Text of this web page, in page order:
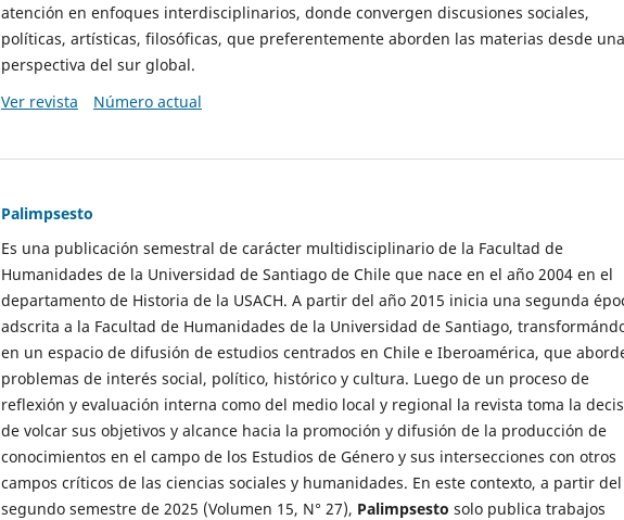
atención en enfoques interdisciplinarios, donde convergen discusiones sociales,
políticas, artísticas, filosóficas, que preferentemente aborden las materias desde una
perspectiva del sur global.
Ver revista
Número actual
Palimpsesto
Es una publicación semestral de carácter multidisciplinario de la Facultad de
Humanidades de la Universidad de Santiago de Chile que nace en el año 2004 en el
departamento de Historia de la USACH. A partir del año 2015 inicia una segunda
adscrita a la Facultad de Humanidades de la Universidad de Santiago,
en un espacio de difusión de estudios centrados en Chile e Iberoamérica, que
problemas de interés social, político, histórico y cultura. Luego de un proceso de
reflexión y evaluación interna como del medio local y regional la revista toma la
de volcar sus objetivos y alcance hacia la promoción y difusión de la producción de
conocimientos en el campo de los Estudios de Género y sus intersecciones con otros
campos críticos de las ciencias sociales y humanidades. En este contexto, a partir del
segundo semestre de 2025 (Volumen 15, N° 27), Palimpsesto solo publica trabajos